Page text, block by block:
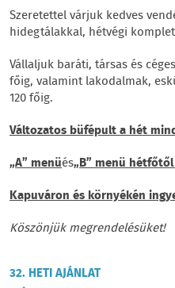
Szeretettel várjuk kedves
hidegtálakkal, hétvégi
Vállaljuk baráti, társas és
főig, valamint lakodalmak,
120 főig.
Változatos büfépult a hét
„A” menüés„B” menü
Kapuváron és környékén
Köszönjük megrendelésüket!
32. HETI AJÁNLAT